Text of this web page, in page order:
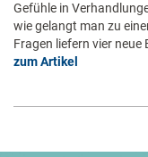
Gefühle in
wie gelangt man zu
Fragen liefern vier neue
zum Artikel